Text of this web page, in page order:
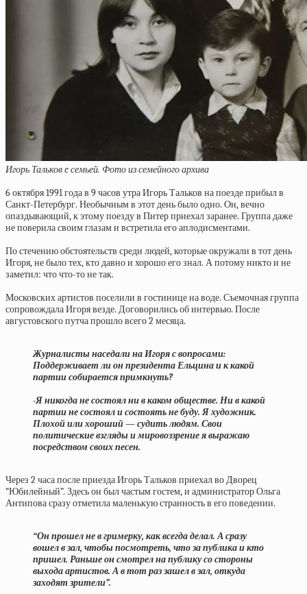
Игорь Тальков c семьей. Фото из семейного архива
6 октября 1991 года в 9 часов утра Игорь Тальков на поезде прибыл в
Санкт-Петербург. Необычным в этот день было одно. Он, вечно
опаздывающий, к этому поезду в Питер приехал заранее. Группа даже
не поверила своим глазам и встретила его аплодисментами.
По стечению обстоятельств среди людей, которые окружали в тот день
Игоря, не было тех, кто давно и хорошо его знал. А потому никто и не
заметил: что что-то не так.
Московских артистов поселили в гостинице на воде. Съемочная группа
сопровождала Игоря везде. Договорились об интервью. После
августовского путча прошло всего 2 месяца.
Журналисты наседали на Игоря с вопросами:
Поддерживает ли он президента Ельцина и к какой
партии собирается примкнуть?
-Я никогда не состоял ни в каком обществе. Ни в какой
партии не состоял и состоять не буду. Я художник.
Плохой или хороший — судить людям. Свои
политические взгляды и мировоззрение я выражаю
посредством своих песен.
Через 2 часа после приезда Игорь Тальков приехал во Дворец
“Юбилейный”. Здесь он был частым гостем, и администратор Ольга
Антипова сразу отметила маленькую странность в его поведении.
“Он прошел не в гримерку, как всегда делал. А сразу
вошел в зал, чтобы посмотреть, что за публика и кто
пришел. Раньше он смотрел на публику со стороны
выхода артистов. А в тот раз зашел в зал, откуда
заходят зрители”.